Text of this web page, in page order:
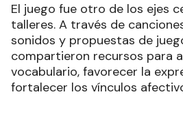
El juego fue otro de los ejes
talleres. A través de
sonidos y propuestas de
compartieron recursos para
vocabulario, favorecer la
fortalecer los vínculos